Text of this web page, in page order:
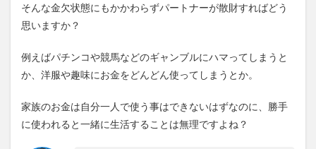
そんな金欠状態にもかかわらずパートナーが散財すればどう
思いますか？
例えばパチンコや競馬などのギャンブルにハマってしまうと
か、洋服や趣味にお金をどんどん使ってしまうとか。
家族のお金は自分一人で使う事はできないはずなのに、勝手
に使われると一緒に生活することは無理ですよね？